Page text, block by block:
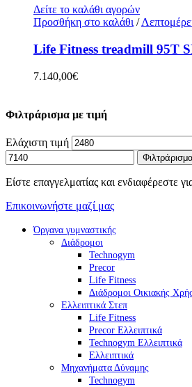
Δείτε το καλάθι αγορών
Προσθήκη στο καλάθι /
Life Fitness treadmill 95T
7.140,00€
Φιλτράρισμα με τιμή
Ελάχιστη τιμή
Φιλτράρισμα
Είστε επαγγελματίας και ενδιαφέρεστε
Επικοινωνήστε μαζί μας
Όργανα γυμναστικής
Διάδρομοι
Technogym
Precor
Life Fitness
Διάδρομοι Οικιακής
Ελλειπτικά Στεπ
Life Fitness
Precor Ελλειπτικά
Technogym Ελλειπτικά
Ελλειπτικά
Μηχανήματα Δύναμης
Technogym